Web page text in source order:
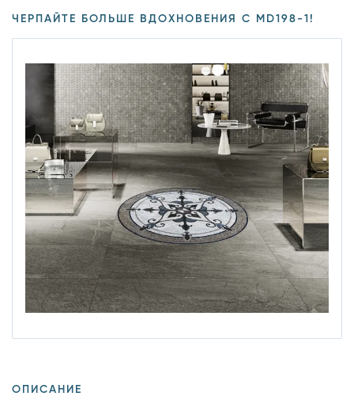
ЧЕРПАЙТЕ БОЛЬШЕ ВДОХНОВЕНИЯ С MD198-1!
ОПИСАНИЕ